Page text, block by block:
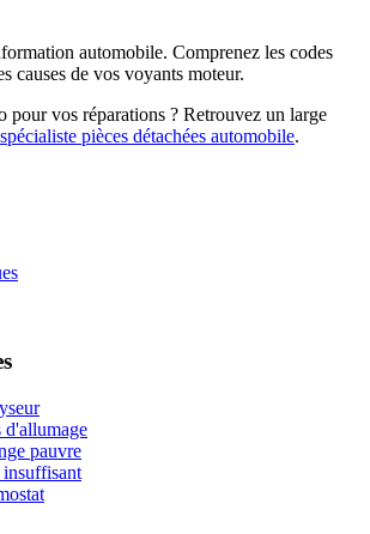
automobile. Comprenez les codes
causes de vos voyants moteur.
pour vos réparations ? Retrouvez un large
pièces détachées automobile.
d'allumage
pauvre